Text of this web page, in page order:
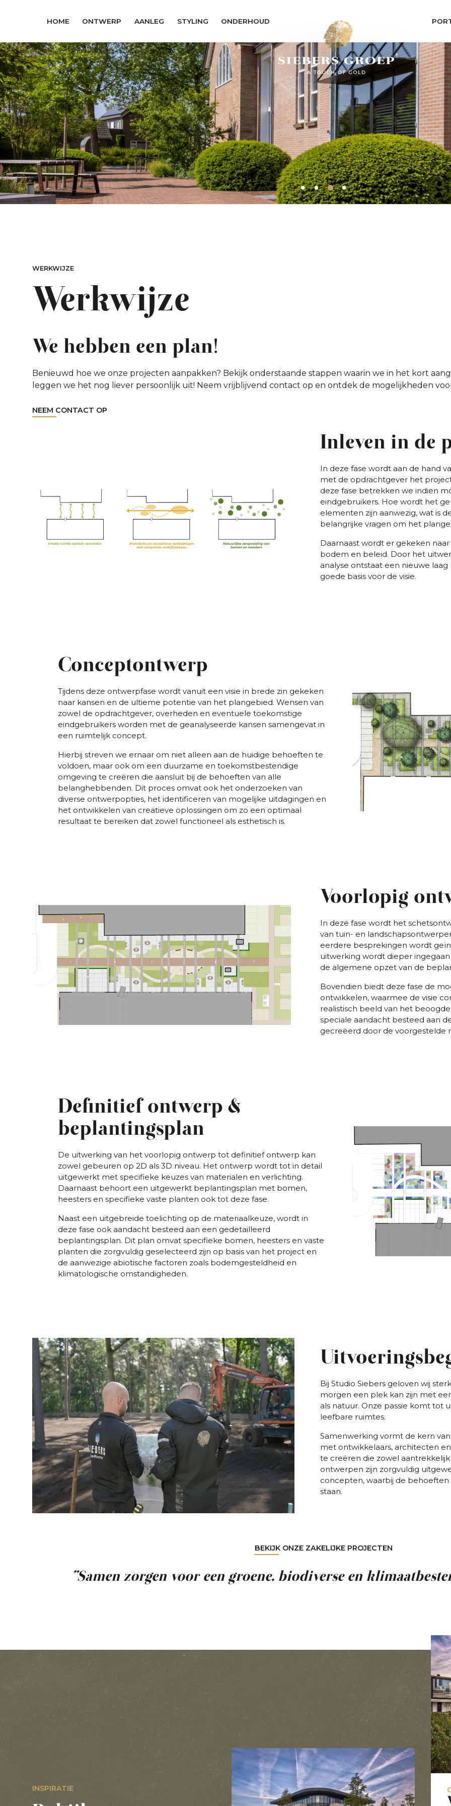
HOME ONTWERP AANLEG STYLING ONDERHOUD
asdf
WERKWIJZE
Werkwijze
We hebben een plan!
Benieuwd hoe we onze projecten aanpakken? Bekijk onderstaande stappen waarin we in het kort
leggen we het nog liever persoonlijk uit! Neem vrijblijvend contact op en ontdek de mogelijkheden
NEEM CONTACT OP
Inleven in de
In deze fase wordt aan de hand
met de opdrachtgever het
deze fase betrekken we indien
eindgebruikers. Hoe wordt het
elementen zijn aanwezig, wat is
belangrijke vragen om het
Daarnaast wordt er gekeken
bodem en beleid. Door het
analyse ontstaat een nieuwe
goede basis voor de visie.
Conceptontwerp
Tijdens deze ontwerpfase wordt vanuit een visie in brede zin gekeken
naar kansen en de ultieme potentie van het plangebied. Wensen van
zowel de opdrachtgever, overheden en eventuele toekomstige
eindgebruikers worden met de geanalyseerde kansen samengevat in
een ruimtelijk concept.
Hierbij streven we ernaar om niet alleen aan de huidige behoeften te
voldoen, maar ook om een duurzame en toekomstbestendige
omgeving te creëren die aansluit bij de behoeften van alle
belanghebbenden. Dit proces omvat ook het onderzoeken van
diverse ontwerpopties, het identificeren van mogelijke uitdagingen en
het ontwikkelen van creatieve oplossingen om zo een optimaal
resultaat te bereiken dat zowel functioneel als esthetisch is.
Voorlopig
In deze fase wordt het
van tuin- en
eerdere besprekingen wordt
uitwerking wordt dieper
de algemene opzet van de
Bovendien biedt deze fase de
ontwikkelen, waarmee de visie
realistisch beeld van het
speciale aandacht besteed aan
gecreëerd door de voorgestelde
Definitief ontwerp &
beplantingsplan
De uitwerking van het voorlopig ontwerp tot definitief ontwerp kan
zowel gebeuren op 2D als 3D niveau. Het ontwerp wordt tot in detail
uitgewerkt met specifieke keuzes van materialen en verlichting.
Daarnaast behoort een uitgewerkt beplantingsplan met bomen,
heesters en specifieke vaste planten ook tot deze fase.
Naast een uitgebreide toelichting op de materiaalkeuze, wordt in
deze fase ook aandacht besteed aan een gedetailleerd
beplantingsplan. Dit plan omvat specifieke bomen, heesters en vaste
planten die zorgvuldig geselecteerd zijn op basis van het project en
de aanwezige abiotische factoren zoals bodemgesteldheid en
klimatologische omstandigheden.
Bij Studio Siebers geloven wij
morgen een plek kan zijn met
als natuur. Onze passie komt tot
leefbare ruimtes.
Samenwerking vormt de kern
met ontwikkelaars, architecten
te creëren die zowel
ontwerpen zijn zorgvuldig
concepten, waarbij de
staan.
BEKIJK ONZE ZAKELIJKE PROJECTEN
“Samen zorgen voor een groene, biodiverse en
INSPIRATIE
No Featured Image set